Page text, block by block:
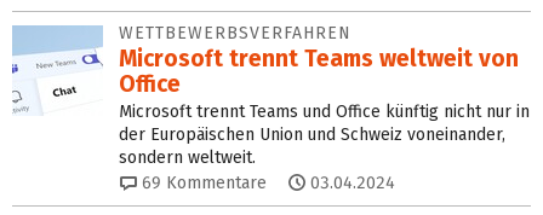
WETTBEWERBSVERFAHREN
Microsoft trennt Teams weltweit von
Office
Microsoft trennt Teams und Office künftig nicht nur in
der Europäischen Union und Schweiz voneinander,
sondern weltweit.
69 Kommentare 03.04.2024